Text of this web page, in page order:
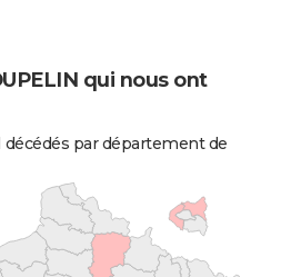
qui nous ont
par département de